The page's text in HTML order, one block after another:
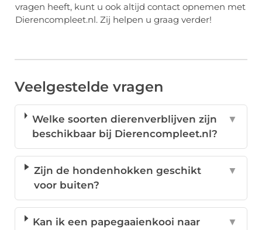
vragen heeft, kunt u ook altijd contact opnemen met
Dierencompleet.nl. Zij helpen u graag verder!
Veelgestelde vragen
Welke soorten dierenverblijven zijn
beschikbaar bij Dierencompleet.nl?
▼
Zijn de hondenhokken geschikt
voor buiten?
▼
Kan ik een papegaaienkooi naar
▼